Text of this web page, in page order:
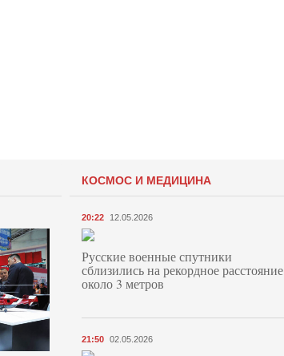
КОСМОС И МЕДИЦИНА
20:22 12.05.2026
Русские военные спутники
сблизились на рекордное расстояние
около 3 метров
21:50 02.05.2026